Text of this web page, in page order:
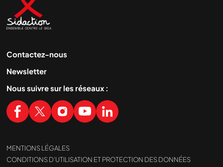
Contactez-nous
Newsletter
Nous suivre sur les réseaux :
MENTIONS LÉGALES
CONDITIONS D’UTILISATION ET PROTECTION DES DONNÉES